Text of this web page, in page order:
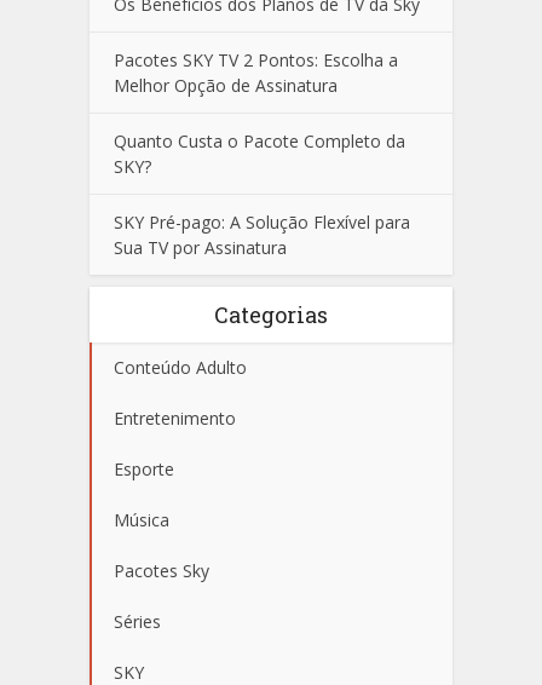
Pacotes SKY TV 2 Pontos: Escolha a
Melhor Opção de Assinatura
Quanto Custa o Pacote Completo da
SKY?
SKY Pré-pago: A Solução Flexível para
Sua TV por Assinatura
Categorias
Conteúdo Adulto
Entretenimento
Esporte
Música
Pacotes Sky
Séries
SKY